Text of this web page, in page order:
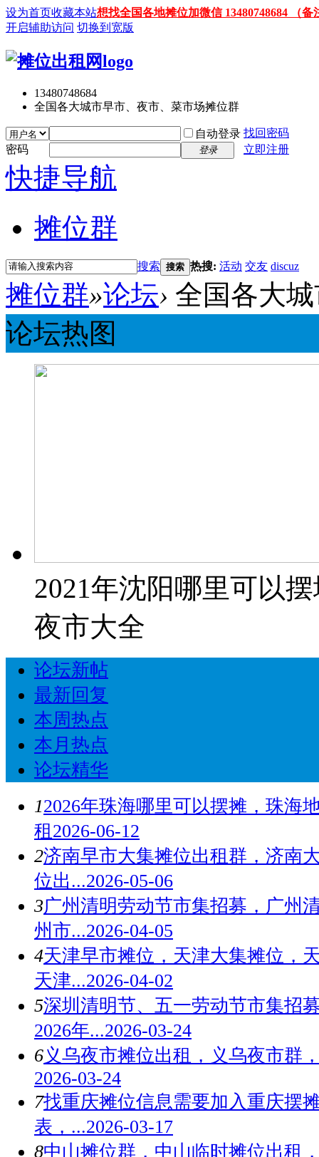
设为首页收藏本站想找全国各地摊位加微信 13480748684 （
开启辅助访问 切换到宽版
13480748684
全国各大城市早市、夜市、菜市场摊位群
自动登录 找回密码
密码
登录 立即注册
快捷导航
摊位群
搜索 搜索 热搜: 活动 交友 discuz
摊位群»论坛› 全国各大
论坛热图
2021年沈阳哪里可以
夜市大全
论坛新帖
最新回复
本周热点
本月热点
论坛精华
12026年珠海哪里可以摆摊，珠海
租 2026-06-12
2济南早市大集摊位出租群，济南
位出...2026-05-06
3广州清明劳动节市集招募，广州
州市...2026-04-05
4天津早市摊位，天津大集摊位，
天津...2026-04-02
5深圳清明节、五一劳动节市集招
2026年...2026-03-24
6义乌夜市摊位出租，义乌夜市群
2026-03-24
7找重庆摊位信息需要加入重庆摆
表，...2026-03-17
8中山摊位群，中山临时摊位出租